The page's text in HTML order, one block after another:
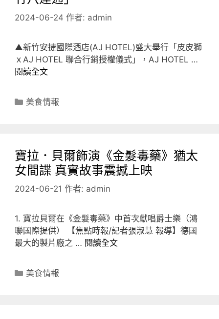
2024-06-24 作者: admin
▲新竹安捷國際酒店(AJ HOTEL)盛大舉行「皮皮獅
ｘAJ HOTEL 聯合行銷授權儀式」，AJ HOTEL …
閱讀全文
分
美食情報
寶拉．貝爾飾演《金髮毒藥》猶太
女間諜 真實故事震撼上映
2024-06-21 作者: admin
1. 寶拉貝爾在《金髮毒藥》中首次獻唱爵士樂（鴻
聯國際提供） 【焦點時報/記者張淑慧 報導】德國
最大的製片廠之 … 閱讀全文
分
美食情報